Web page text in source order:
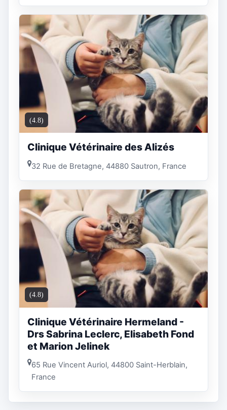
(4.8)
Clinique Vétérinaire des Alizés
32 Rue de Bretagne, 44880 Sautron, France
(4.8)
Clinique Vétérinaire Hermeland -
Drs Sabrina Leclerc, Elisabeth Fond
et Marion Jelinek
65 Rue Vincent Auriol, 44800 Saint-Herblain,
France